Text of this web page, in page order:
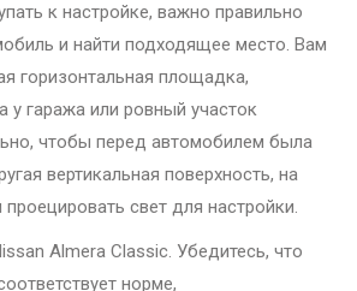
к настройке, важно правильно
и найти подходящее место. Вам
горизонтальная площадка,
у гаража или ровный участок
чтобы перед автомобилем была
вертикальная поверхность, на
свет для настройки.
Almera Classic. Убедитесь, что
норме,